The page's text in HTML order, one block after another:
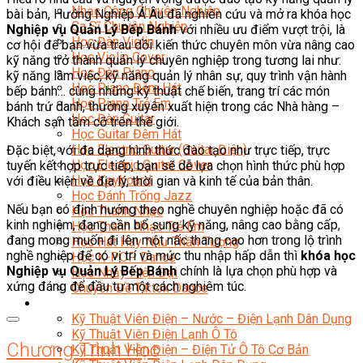
Nhạc Công Chuyên Nghiệp
Ca Sĩ Chuyên Nghiệp
Học Đàn Violin
Học Violin Cover
Học Đàn Piano
Học Piano Đệm Hát
Học Piano Trẻ Em
Học Đàn Guitar
Học Guitar Đệm Hát
Học Electric Guitar (Guitar Điện)
Học Electric Guitar Cover
Học Keyboard
Học Đánh Trống Jazz
Học Thanh Nhạc
Học Thanh Nhạc Trẻ Em
Học Hát Hay Như Thần Tượng
Học K-POP Dance
Học Nhảy Hiện Đại
Chuyên Đề Tiktok Dance
Kỹ Thuật Viên Điện – Nước – Điện Lạnh Dân Dụng
Kỹ Thuật Viên Điện Lạnh Ô Tô
Kỹ Thuật Viên Điện – Điện Tử Ô Tô Cơ Bản
bài bản, Hướng Nghiệp Á Âu đã nghiên cứu và mở ra khóa học
Nghiệp vụ Quản Lý Bếp Bánhvới nhiều ưu điểm vượt trội, là
cơ hội để bạn vừa trau dồi kiến thức chuyên môn vừa nâng cao
kỹ năng trở thành quản lý chuyên nghiệp trong tương lai như:
kỹ năng làm việc, kỹ năng quản lý nhân sự, quy trình vận hành
bếp bánh… cùng những kỹ thuật chế biến, trang trí các món
bánh trứ danh, thường xuyên xuất hiện trong các Nhà hàng –
Khách sạn tầm cỡ trên thế giới.
Đặc biệt, với đa dạng hình thức đào tạo như trực tiếp, trực
tuyến kết hợp trực tiếp, bạn sẽ dễ lựa chọn hình thức phù hợp
với điều kiện về địa lý, thời gian và kinh tế của bản thân.
Nếu bạn có định hướng theo nghề chuyên nghiệp hoặc đã có
kinh nghiệm, đang cần bổ sung kỹ năng, nâng cao bằng cấp,
đang mong muốn đi lên một nấc thang cao hơn trong lộ trình
nghề nghiệp để có vị trí và mức thu nhập hấp dẫn thì khóa học
Nghiệp vụ Quản Lý Bếp Bánhchính là lựa chọn phù hợp và
xứng đáng để đầu tư một cách nghiêm túc.
Chương Trình Học